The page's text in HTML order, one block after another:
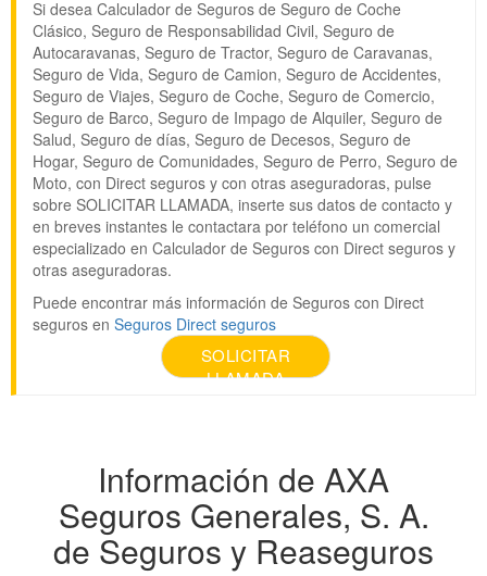
Si desea Calculador de Seguros de Seguro de Coche
Clásico, Seguro de Responsabilidad Civil, Seguro de
Autocaravanas, Seguro de Tractor, Seguro de Caravanas,
Seguro de Vida, Seguro de Camion, Seguro de Accidentes,
Seguro de Viajes, Seguro de Coche, Seguro de Comercio,
Seguro de Barco, Seguro de Impago de Alquiler, Seguro de
Salud, Seguro de días, Seguro de Decesos, Seguro de
Hogar, Seguro de Comunidades, Seguro de Perro, Seguro de
Moto, con Direct seguros y con otras aseguradoras, pulse
sobre SOLICITAR LLAMADA, inserte sus datos de contacto y
en breves instantes le contactara por teléfono un comercial
especializado en Calculador de Seguros con Direct seguros y
otras aseguradoras.
Puede encontrar más información de Seguros con Direct
seguros en Seguros Direct seguros
SOLICITAR
LLAMADA
Información de AXA
Seguros Generales, S. A.
de Seguros y Reaseguros